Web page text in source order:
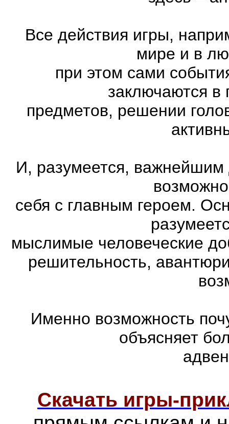
Все действия игры,
мире и в
при этом сами
заключаются в
предметов, решении
И, разумеется, важнейшим
себя с главным героем.
мыслимые человеческие
решительность,
Именно возможность
объясняет
Скачать игры-